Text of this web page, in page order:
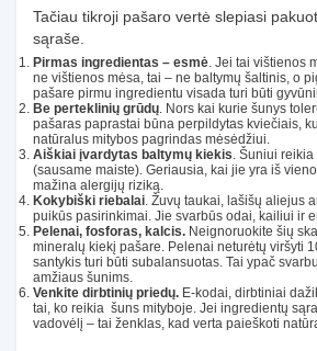
Tačiau tikroji pašaro vertė slepiasi
sąraše.
Pirmas ingredientas – esmė. Jei tai vištienos
ne vištienos mėsa, tai – ne baltymų šaltinis, o
pašare pirmu ingredientu visada turi būti
Be perteklinių grūdų. Nors kai kurie šunys
pašaras paprastai būna perpildytas kviečiais,
natūralus mitybos pagrindas mėsėdžiui.
Aiškiai įvardytas baltymų kiekis. Šuniui
(sausame maiste). Geriausia, kai jie yra iš
mažina alergijų riziką.
Kokybiški riebalai. Žuvų taukai, lašišų aliejus
puikūs pasirinkimai. Jie svarbūs odai, kailiui ir
Pelenai, fosforas, kalcis. Neignoruokite šių
mineralų kiekį pašare. Pelenai neturėtų viršyti
santykis turi būti subalansuotas. Tai ypač
amžiaus šunims.
Venkite dirbtinių priedų. E-kodai, dirbtiniai
tai, ko reikia šuns mityboje. Jei ingredientų
vadovėlį – tai ženklas, kad verta paieškoti